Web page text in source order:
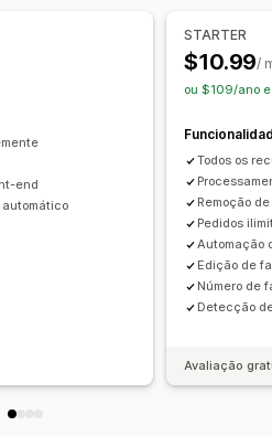
Criação de PDF
de dados
end
STARTER
$10.99/
ou $109/ano e
Todos os
Remoção
Pedidos
Automação
Edição de
Número de
Detecção
Avaliação